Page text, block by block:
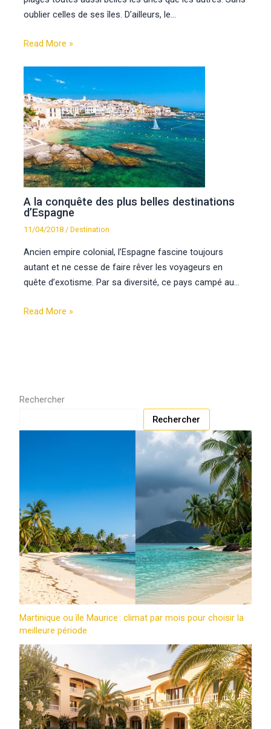
oublier celles de ses îles. D’ailleurs, le…
Read More »
A la conquête des plus belles destinations
d’Espagne
11/04/2018 /Destination
Ancien empire colonial, l’Espagne fascine toujours
autant et ne cesse de faire rêver les voyageurs en
quête d’exotisme. Par sa diversité, ce pays campé au…
Read More »
Rechercher
Rechercher
Martinique ou île Maurice : climat par mois pour choisir la
meilleure période